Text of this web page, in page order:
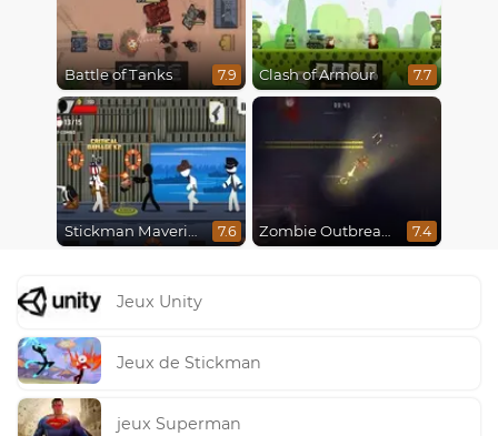
Battle of Tanks 7.9 Clash of Armour 7.7
Stickman Maverick: Bad Boys Killer 7.6 Zombie Outbreak Arena 7.4
Jeux Unity
Jeux de Stickman
jeux Superman